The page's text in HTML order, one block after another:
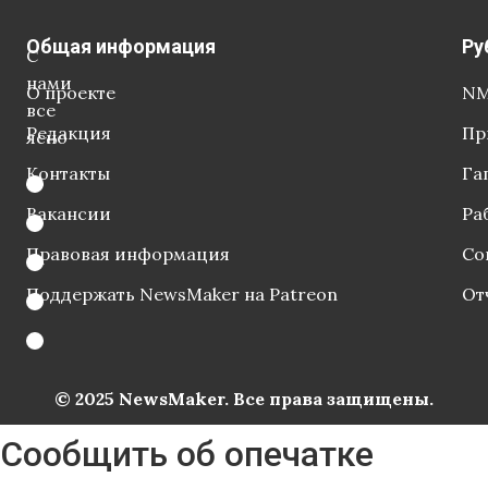
С
нами
все
ясно
Общая информация
О проекте
Редакция
Контакты
Вакансии
Правовая информация
Поддержать NewsMaker на Patreon
© 2025 NewsMaker. Все права защищены.
Сообщить об опечатке